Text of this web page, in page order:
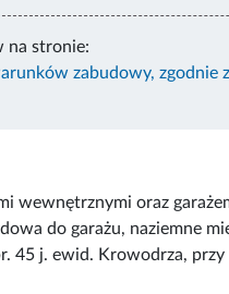
na stronie:
zabudowy, zgodnie
wewnętrznymi oraz
do garażu, naziemne
j. ewid. Krowodrza,